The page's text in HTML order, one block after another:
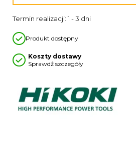
Termin realizacji: 1 - 3 dni
Produkt dostępny
Koszty dostawy
Sprawdź szczegóły